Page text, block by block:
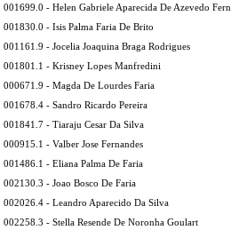
001699.0 - Helen Gabriele Aparecida De Azevedo
001830.0 - Isis Palma Faria De Brito
001161.9 - Jocelia Joaquina Braga Rodrigues
001801.1 - Krisney Lopes Manfredini
000671.9 - Magda De Lourdes Faria
001678.4 - Sandro Ricardo Pereira
001841.7 - Tiaraju Cesar Da Silva
000915.1 - Valber Jose Fernandes
001486.1 - Eliana Palma De Faria
002130.3 - Joao Bosco De Faria
002026.4 - Leandro Aparecido Da Silva
002258.3 - Stella Resende De Noronha Goulart